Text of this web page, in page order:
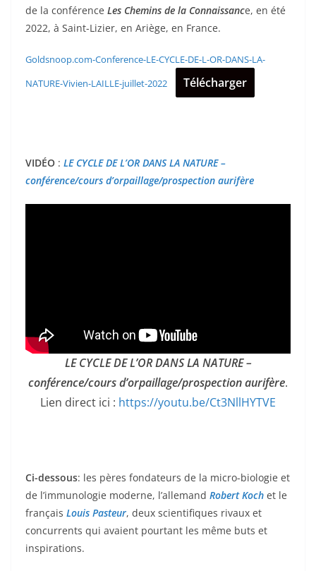
de la conférence Les Chemins de la Connaissance, en été
2022, à Saint-Lizier, en Ariège, en France.
Goldsnoop.com-Conference-LE-CYCLE-DE-L-OR-DANS-LA-
NATURE-Vivien-LAILLE-juillet-2022
Télécharger
VIDÉO : LE CYCLE DE L’OR DANS LA NATURE –
conférence/cours d’orpaillage/prospection aurifère
LE CYCLE DE L’OR DANS LA NATURE –
conférence/cours d’orpaillage/prospection aurifère.
Lien direct ici : https://youtu.be/Ct3NllHYTVE
Ci-dessous: les pères fondateurs de la micro-biologie et
de l’immunologie moderne, l’allemand Robert Koch et le
français Louis Pasteur, deux scientifiques rivaux et
concurrents qui avaient pourtant les même buts et
inspirations.